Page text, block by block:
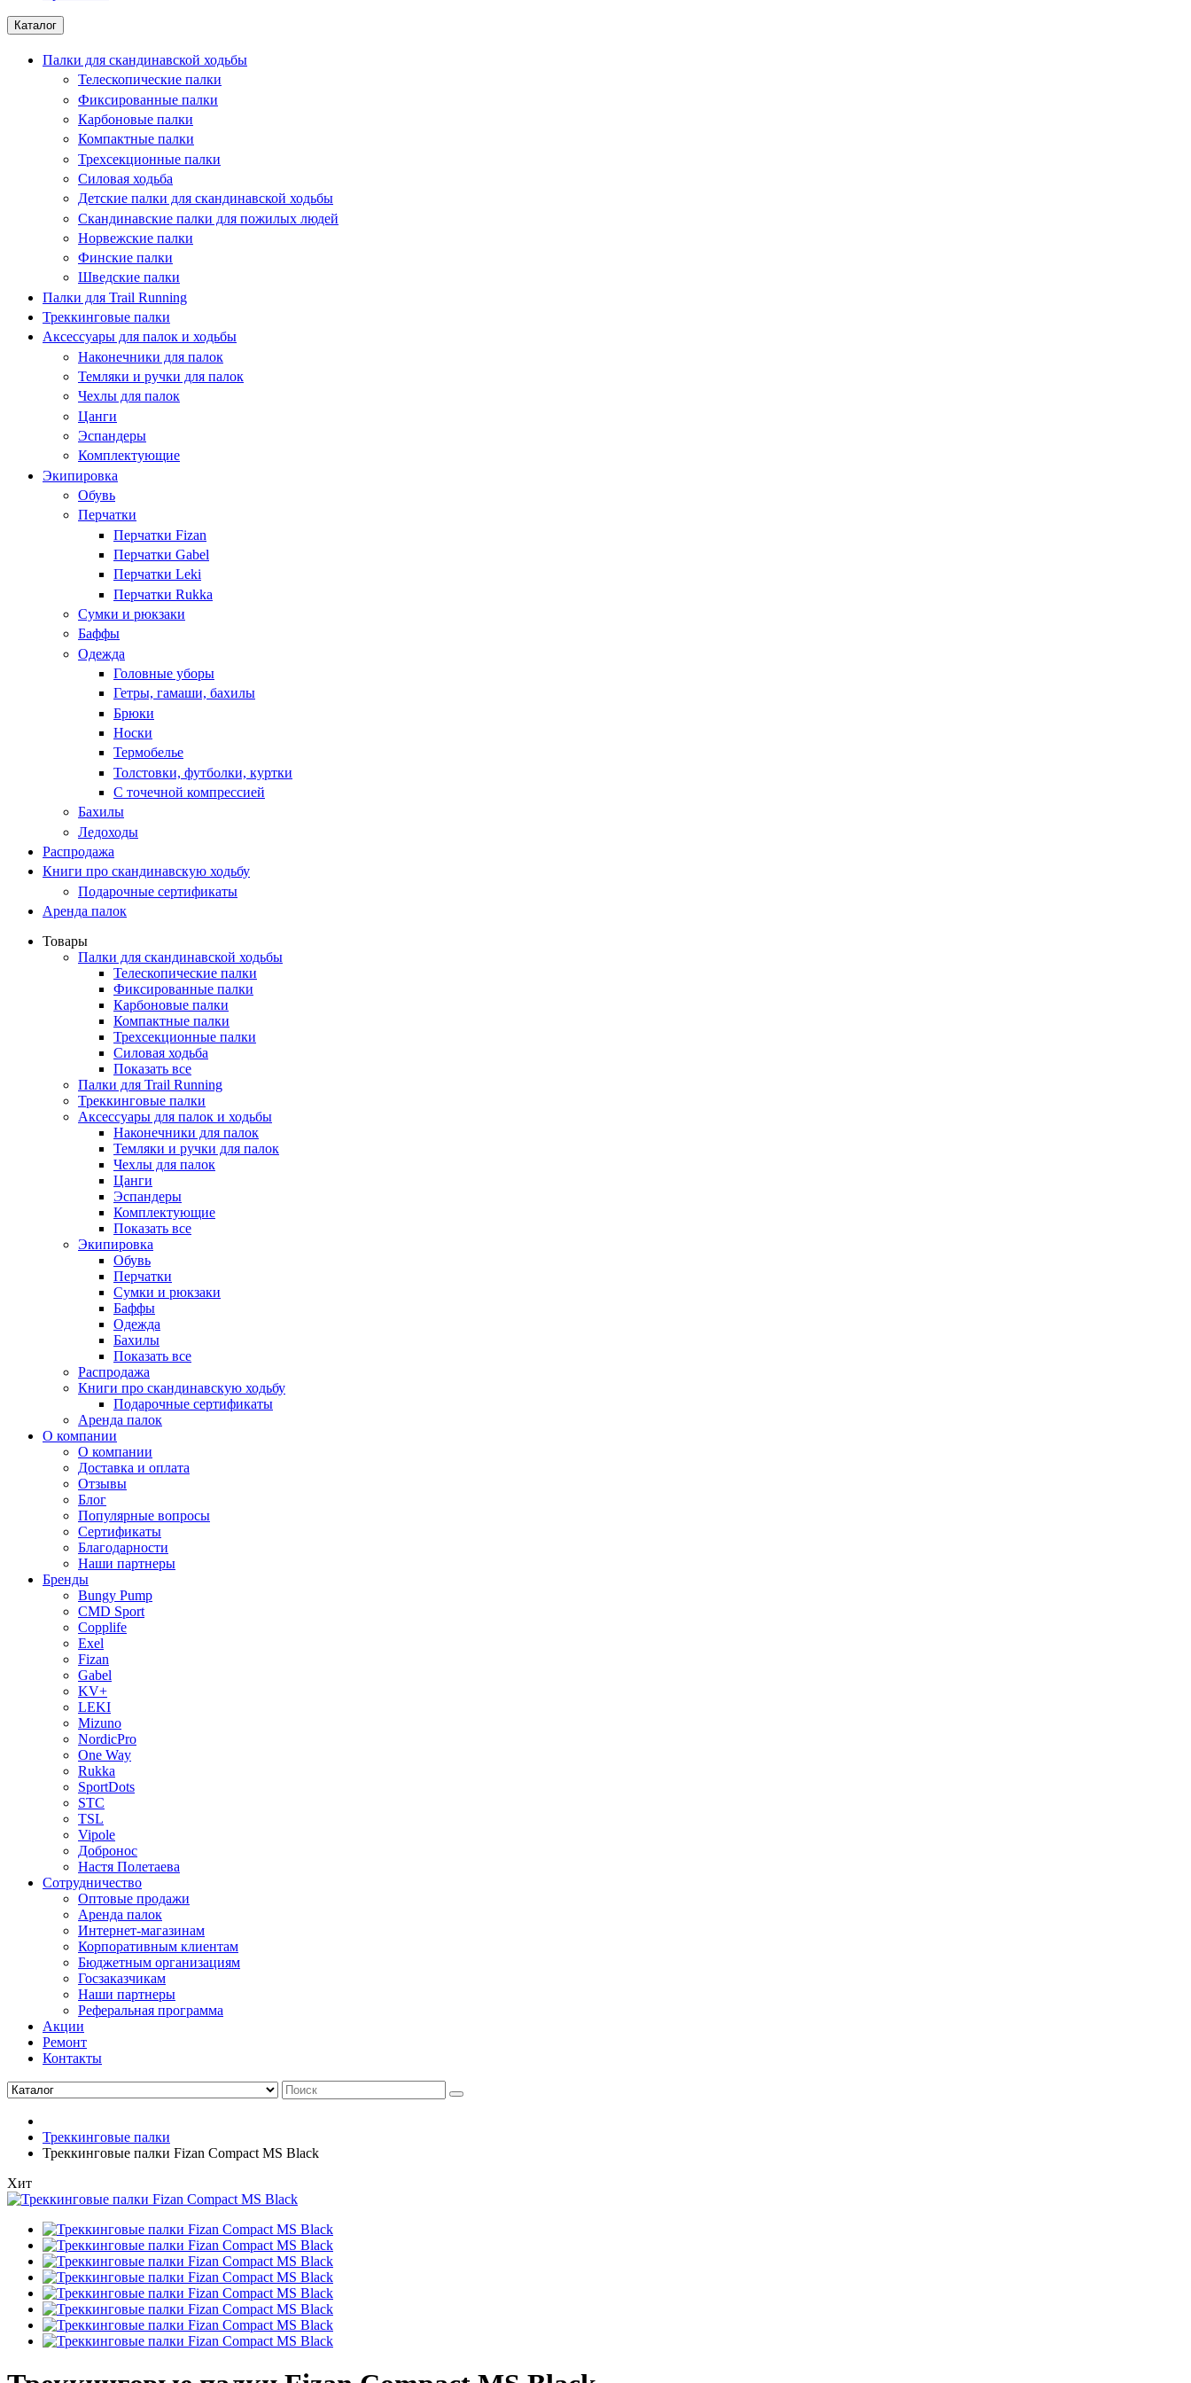
Каталог
Палки для скандинавской ходьбы
Телескопические палки
Фиксированные палки
Карбоновые палки
Компактные палки
Трехсекционные палки
Силовая ходьба
Детские палки для скандинавской ходьбы
Скандинавские палки для пожилых людей
Норвежские палки
Финские палки
Шведские палки
Палки для Trail Running
Треккинговые палки
Аксессуары для палок и ходьбы
Наконечники для палок
Темляки и ручки для палок
Чехлы для палок
Цанги
Эспандеры
Комплектующие
Экипировка
Обувь
Перчатки
Перчатки Fizan
Перчатки Gabel
Перчатки Leki
Перчатки Rukka
Сумки и рюкзаки
Баффы
Одежда
Головные уборы
Гетры, гамаши, бахилы
Брюки
Носки
Термобелье
Толстовки, футболки, куртки
С точечной компрессией
Бахилы
Ледоходы
Распродажа
Книги про скандинавскую ходьбу
Подарочные сертификаты
Аренда палок
Товары
Палки для скандинавской ходьбы
Телескопические палки
Фиксированные палки
Карбоновые палки
Компактные палки
Трехсекционные палки
Силовая ходьба
Показать все
Палки для Trail Running
Треккинговые палки
Аксессуары для палок и ходьбы
Наконечники для палок
Темляки и ручки для палок
Чехлы для палок
Цанги
Эспандеры
Комплектующие
Показать все
Экипировка
Обувь
Перчатки
Сумки и рюкзаки
Баффы
Одежда
Бахилы
Показать все
Распродажа
Книги про скандинавскую ходьбу
Подарочные сертификаты
Аренда палок
О компании
О компании
Доставка и оплата
Отзывы
Блог
Популярные вопросы
Сертификаты
Благодарности
Наши партнеры
Бренды
Bungy Pump
CMD Sport
Copplife
Exel
Fizan
Gabel
KV+
LEKI
Mizuno
NordicPro
One Way
Rukka
SportDots
STC
TSL
Vipole
Добронос
Настя Полетаева
Сотрудничество
Оптовые продажи
Аренда палок
Интернет-магазинам
Корпоративным клиентам
Бюджетным организациям
Госзаказчикам
Наши партнеры
Реферальная программа
Акции
Ремонт
Контакты
Треккинговые палки
Треккинговые палки Fizan Compact MS Black
Хит